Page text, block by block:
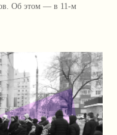
Об этом — в 11-м